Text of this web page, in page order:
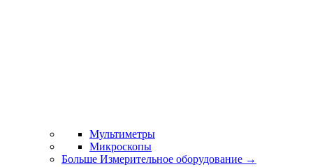
Мультиметры
Микроскопы
Больше Измерительное оборудование →